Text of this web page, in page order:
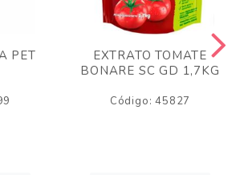
PET
EXTRATO TOMATE
BONARE SC GD 1,7KG
Código: 45827